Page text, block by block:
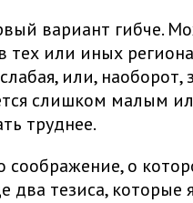
вариант гибче.
тех или иных
или, наоборот,
слишком малым
труднее.
соображение, о
два тезиса,